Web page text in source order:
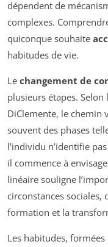
dépendent de
complexes.
quiconque souhaite
habitudes de vie.
Le changement de
plusieurs étapes.
DiClemente, le chemin
souvent des phases
l’individu n’identifie
il commence à
linéaire souligne
circonstances sociales,
formation et la
Les habitudes,